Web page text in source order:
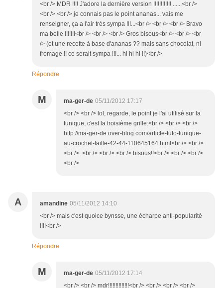
<br /> MDR !!!! J'adore la dernière version !!!!!!!!!!!! ......<br />
<br /> <br /> je connais pas le point ananas... vais me
renseigner, ça a l'air très sympa !!!...<br /> <br /> <br /> Bravo
ma belle !!!!!!!<br /> <br /> <br /> Gros bisous<br /> <br /> <br
/> (et une recette à base d'ananas ?? mais sans chocolat, ni
fromage !! ce serait sympa !!!... hi hi hi !!)<br />
Répondre
M ma-ger-de 05/11/2012 17:17
<br /> <br /> lol, regarde, le point je l'ai utilisé sur la
tunique, c'est la troisième grille:<br /> <br /> <br />
http://ma-ger-de.over-blog.com/article-tuto-tunique-
au-crochet-taille-42-44-110645164.html<br /> <br />
<br /> <br /> <br /> <br /> bisous!!<br /> <br /> <br />
<br />
A amandine 05/11/2012 14:10
<br /> mais c'est quoice bynsse, une écharpe anti-popularité
!!!!<br />
Répondre
M ma-ger-de 05/11/2012 17:14
<br /> <br /> mdr!!!!!!!!!!!!!!<br /> <br /> <br /> <br />